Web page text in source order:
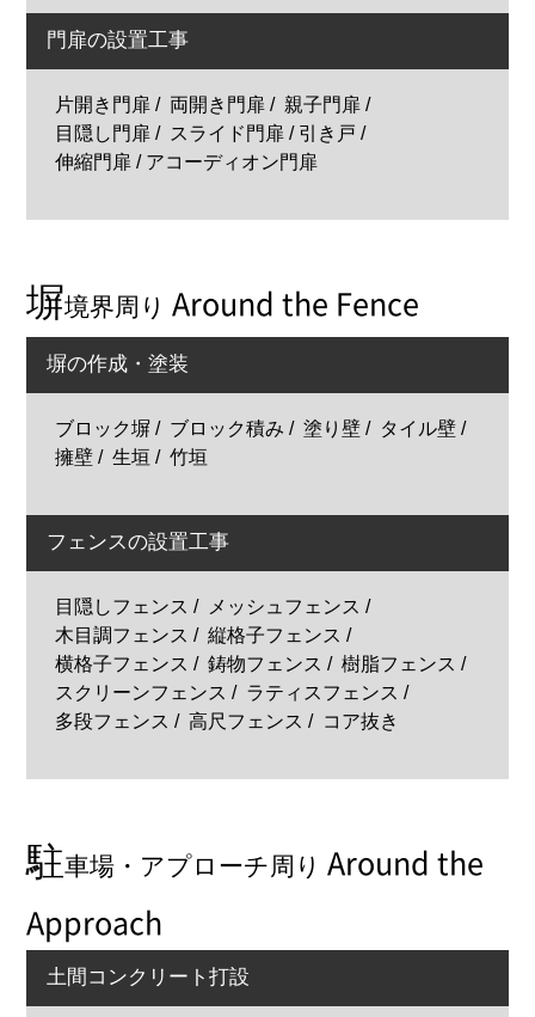
門扉の設置工事
片開き門扉 両開き門扉
親子門扉
目隠し門扉
スライド門扉 / 引き戸
伸縮門扉 / アコーディオン門扉
塀境界周りAround the Fence
塀の作成・塗装
ブロック塀 ブロック積み 塗り壁
タイル壁
擁壁
生垣 竹垣
フェンスの設置工事
目隠しフェンス
メッシュフェンス
木目調フェンス
縦格子フェンス
横格子フェンス
鋳物フェンス
樹脂フェンス
スクリーンフェンス
ラティスフェンス
多段フェンス
高尺フェンス コア抜き
駐車場・アプローチ周りAround the
Approach
土間コンクリート打設